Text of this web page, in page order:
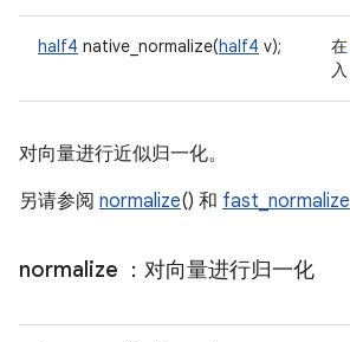
half4 native_normalize(half4 v); 在
入
对向量进行近似归一化。
另请参阅 normalize() 和 fast_normalize
normalize ：对向量进行归一化